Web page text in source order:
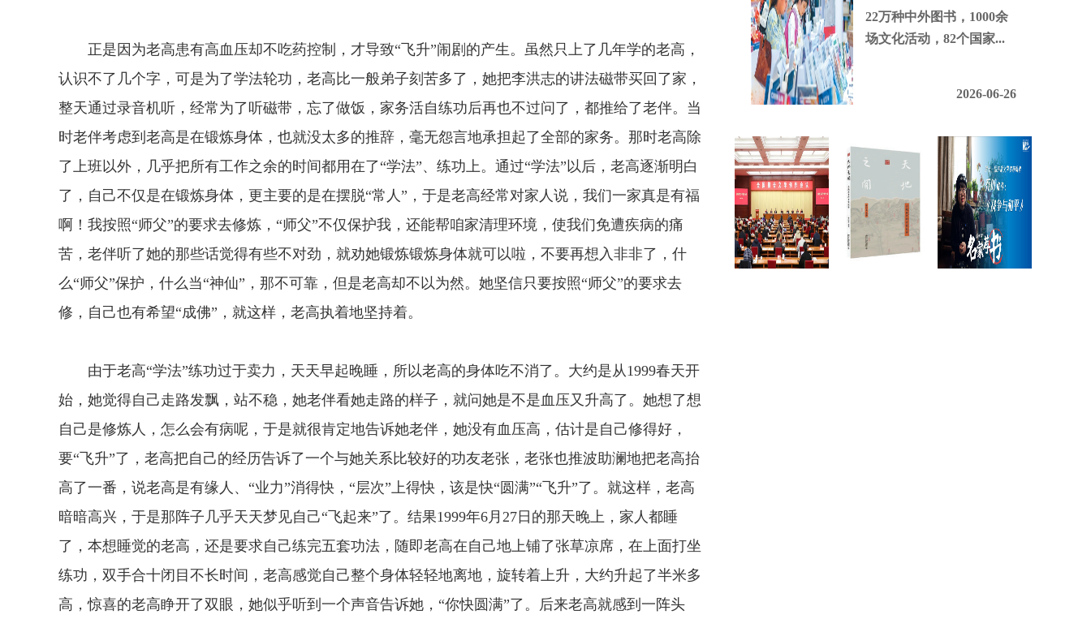
正是因为老高患有高血压却不吃药控制，才导致“飞升”闹剧的产生。虽然只上了几年学的老高，
认识不了几个字，可是为了学法轮功，老高比一般弟子刻苦多了，她把李洪志的讲法磁带买回了家，
整天通过录音机听，经常为了听磁带，忘了做饭，家务活自练功后再也不过问了，都推给了老伴。当
时老伴考虑到老高是在锻炼身体，也就没太多的推辞，毫无怨言地承担起了全部的家务。那时老高除
了上班以外，几乎把所有工作之余的时间都用在了“学法”、练功上。通过“学法”以后，老高逐渐明白
了，自己不仅是在锻炼身体，更主要的是在摆脱“常人”，于是老高经常对家人说，我们一家真是有福
啊！我按照“师父”的要求去修炼，“师父”不仅保护我，还能帮咱家清理环境，使我们免遭疾病的痛
苦，老伴听了她的那些话觉得有些不对劲，就劝她锻炼锻炼身体就可以啦，不要再想入非非了，什
么“师父”保护，什么当“神仙”，那不可靠，但是老高却不以为然。她坚信只要按照“师父”的要求去
修，自己也有希望“成佛”，就这样，老高执着地坚持着。
由于老高“学法”练功过于卖力，天天早起晚睡，所以老高的身体吃不消了。大约是从1999春天开
始，她觉得自己走路发飘，站不稳，她老伴看她走路的样子，就问她是不是血压又升高了。她想了想
自己是修炼人，怎么会有病呢，于是就很肯定地告诉她老伴，她没有血压高，估计是自己修得好，
要“飞升”了，老高把自己的经历告诉了一个与她关系比较好的功友老张，老张也推波助澜地把老高抬
高了一番，说老高是有缘人、“业力”消得快，“层次”上得快，该是快“圆满”“飞升”了。就这样，老高
暗暗高兴，于是那阵子几乎天天梦见自己“飞起来”了。结果1999年6月27日的那天晚上，家人都睡
了，本想睡觉的老高，还是要求自己练完五套功法，随即老高在自己地上铺了张草凉席，在上面打坐
练功，双手合十闭目不长时间，老高感觉自己整个身体轻轻地离地，旋转着上升，大约升起了半米多
高，惊喜的老高睁开了双眼，她似乎听到一个声音告诉她，“你快圆满”了。后来老高就感到一阵头